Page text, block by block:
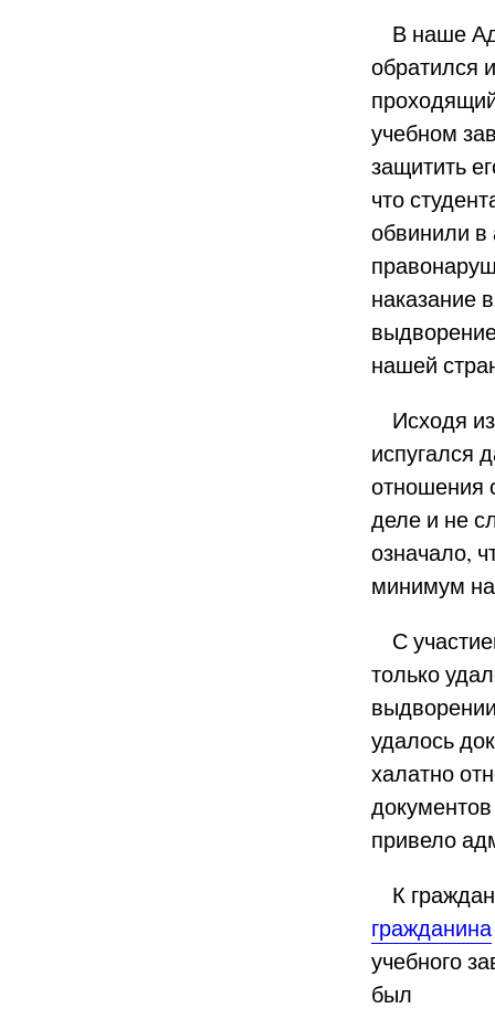
В наше
обратился
учебном
защитить
что
обвинили
наказание
нашей
Исходя из
испугался
отношения
деле и не
означало,
минимум
С
только
удалось
халатно
привело
К
гражданина
учебного
был